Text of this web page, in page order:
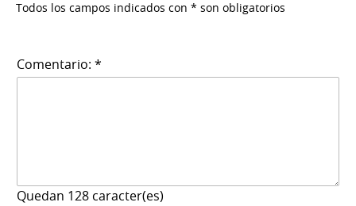
Todos los campos indicados con * son obligatorios
Comentario: *
Quedan 128 caracter(es)